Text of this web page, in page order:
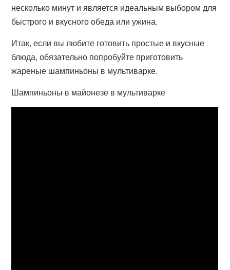
несколько минут и является идеальным выбором для
быстрого и вкусного обеда или ужина.
Итак, если вы любите готовить простые и вкусные
блюда, обязательно попробуйте приготовить
жареные шампиньоны в мультиварке.
Шампиньоны в майонезе в мультиварке